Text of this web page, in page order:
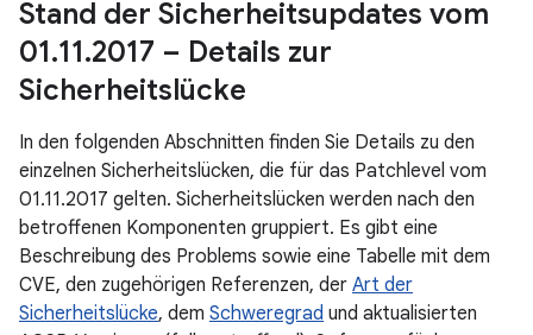
Stand der Sicherheitsupdates vom
01.11.2017 – Details zur
Sicherheitslücke
In den folgenden Abschnitten finden Sie Details zu den
einzelnen Sicherheitslücken, die für das Patchlevel vom
01.11.2017 gelten. Sicherheitslücken werden nach den
betroffenen Komponenten gruppiert. Es gibt eine
Beschreibung des Problems sowie eine Tabelle mit dem
CVE, den zugehörigen Referenzen, der Art der
Sicherheitslücke, dem Schweregrad und aktualisierten